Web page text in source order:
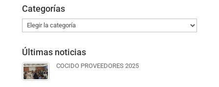
Categorías
Categorías
Últimas noticias
COCIDO PROVEEDORES 2025